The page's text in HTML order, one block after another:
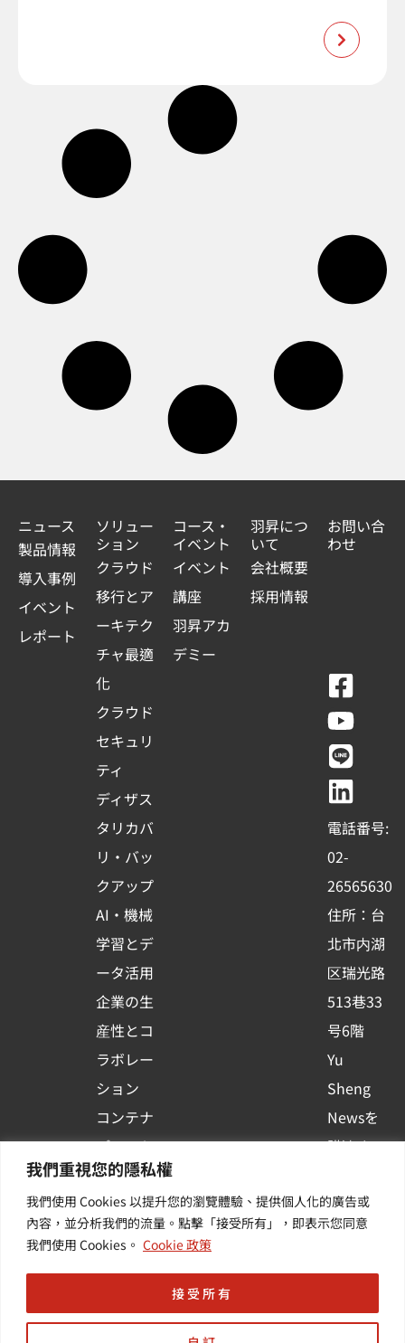
我們重視您的隱私權
我們使用 Cookies 以提升您的瀏覽體驗、提供個人化的廣告或
內容，並分析我們的流量。點擊「接受所有」，即表示您同意
我們使用 Cookies。 Cookie 政策
接受所有
ニュース
製品情報
導入事例
イベント
レポート
ソリュー
ション
クラウド
移行とア
ーキテク
チャ最適
化
クラウド
セキュリ
ティ
ディザス
タリカバ
リ・バッ
クアップ
AI・機械
学習とデ
ータ活用
企業の生
産性とコ
ラボレー
ション
コンテナ
プラット
フォーム
活用
その他・
コース・
イベント
イベント
講座
羽昇アカ
デミー
羽昇につ
いて
会社概要
採用情報
お問い合
わせ
F
a
c
e
b
o
o
k
-
s
q
u
a
r
e
Y
o
u
t
u
b
e
L
i
n
e
L
i
n
k
e
d
i
n
電話番号:
02-
26565630
住所：台
北市内湖
区瑞光路
513巷33
号6階
Yu
Sheng
Newsを
購読する
イベント
や業界情